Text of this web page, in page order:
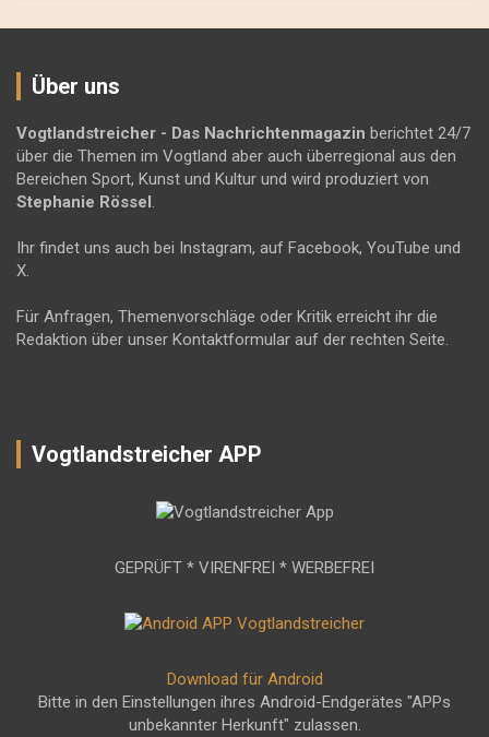
Über uns
Vogtlandstreicher - Das Nachrichtenmagazin berichtet 24/7
über die Themen im Vogtland aber auch überregional aus den
Bereichen Sport, Kunst und Kultur und wird produziert von
Stephanie Rössel .
Ihr findet uns auch bei Instagram, auf Facebook, YouTube und
X.
Für Anfragen, Themenvorschläge oder Kritik erreicht ihr die
Redaktion über unser Kontaktformular auf der rechten Seite.
Vogtlandstreicher APP
GEPRÜFT * VIRENFREI * WERBEFREI
Download für Android
Bitte in den Einstellungen ihres Android-Endgerätes "APPs
unbekannter Herkunft" zulassen.